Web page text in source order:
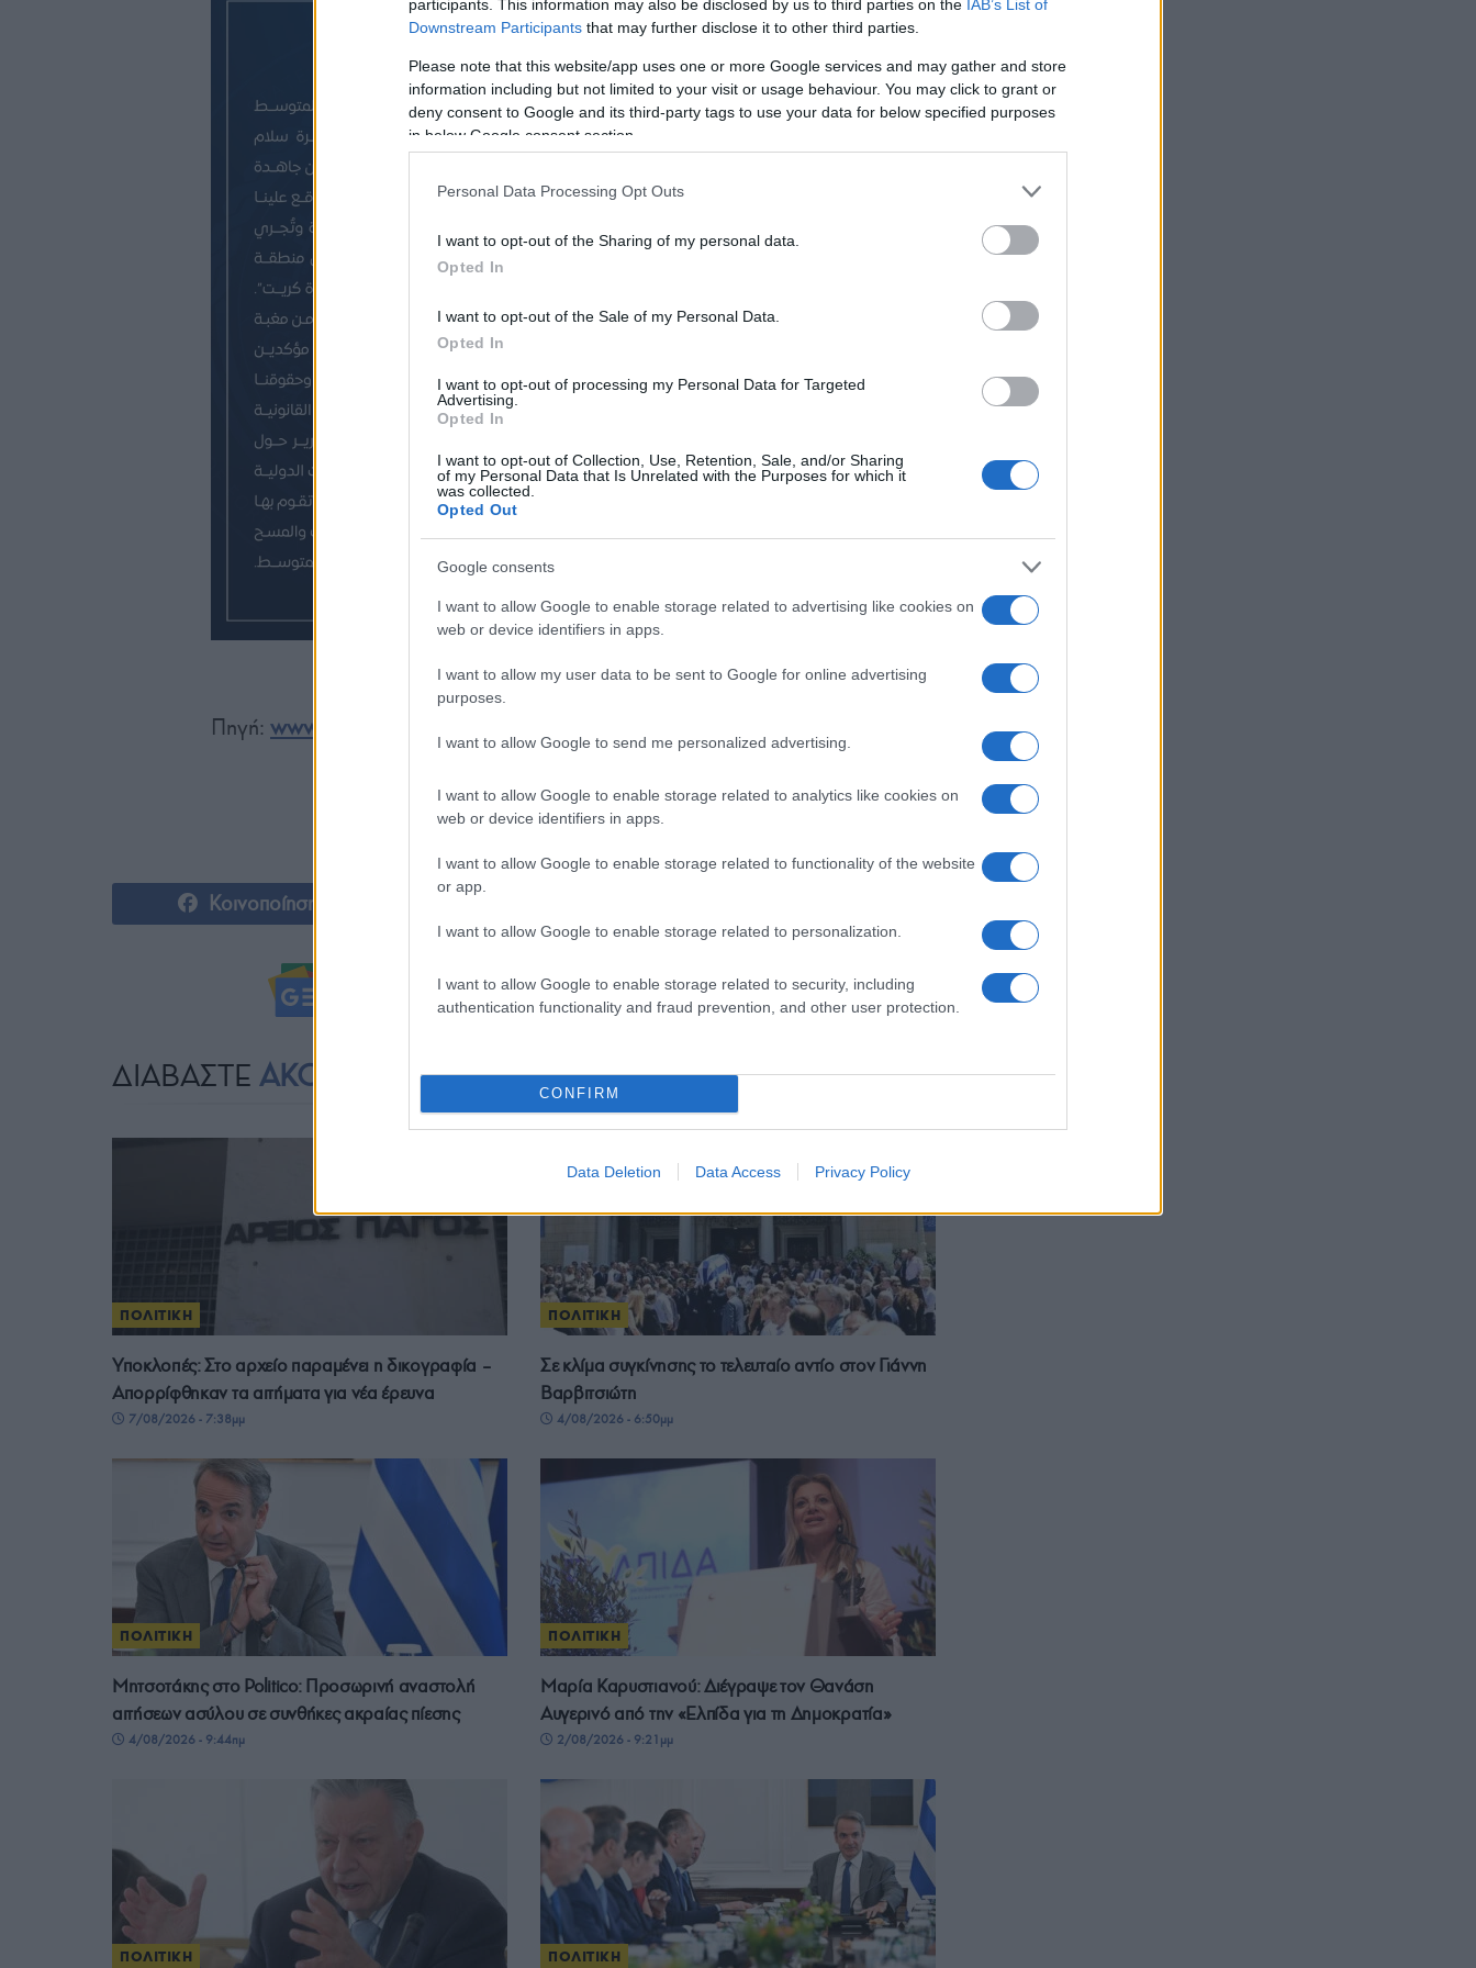
participants. This information may also be disclosed by us to third parties on the IAB’s List of
Downstream Participants that may further disclose it to other third parties.
Please note that this website/app uses one or more Google services and may gather and store
information including but not limited to your visit or usage behaviour. You may click to grant or
deny consent to Google and its third-party tags to use your data for below specified purposes
in below Google consent section.
Personal Data Processing Opt Outs
I want to opt-out of the Sharing of my personal data.
Opted In
I want to opt-out of the Sale of my Personal Data.
Opted In
I want to opt-out of processing my Personal Data for Targeted
Advertising.
Opted In
I want to opt-out of Collection, Use, Retention, Sale, and/or Sharing
of my Personal Data that Is Unrelated with the Purposes for which it
was collected.
Opted Out
Google consents
I want to allow Google to enable storage related to advertising like cookies on
web or device identifiers in apps.
I want to allow my user data to be sent to Google for online advertising
purposes.
I want to allow Google to send me personalized advertising.
I want to allow Google to enable storage related to analytics like cookies on
web or device identifiers in apps.
I want to allow Google to enable storage related to functionality of the website
or app.
I want to allow Google to enable storage related to personalization.
I want to allow Google to enable storage related to security, including
authentication functionality and fraud prevention, and other user protection.
CONFIRM
Data Deletion Data Access Privacy Policy
Πηγή: www.petroturk.com/
Κοινοποίηση
Ακολουθήστε μας στοGoogle News
ΔΙΑΒΑΣΤΕ ΑΚΟΜΗ
ΠΟΛΙΤΙΚΗ
Υποκλοπές: Στο αρχείο παραμένει η δικογραφία –
Απορρίφθηκαν τα αιτήματα για νέα έρευνα
7/08/2026 - 7:38μμ
ΠΟΛΙΤΙΚΗ
Σε κλίμα συγκίνησης το τελευταίο αντίο στον Γιάννη
Βαρβιτσιώτη
4/08/2026 - 6:50μμ
ΠΟΛΙΤΙΚΗ
Μητσοτάκης στο Politico: Προσωρινή αναστολή
αιτήσεων ασύλου σε συνθήκες ακραίας πίεσης
4/08/2026 - 9:44πμ
ΠΟΛΙΤΙΚΗ
Μαρία Καρυστιανού: Διέγραψε τον Θανάση
Αυγερινό από την «Ελπίδα για τη Δημοκρατία»
2/08/2026 - 9:21μμ
ΠΟΛΙΤΙΚΗ ΠΟΛΙΤΙΚΗ